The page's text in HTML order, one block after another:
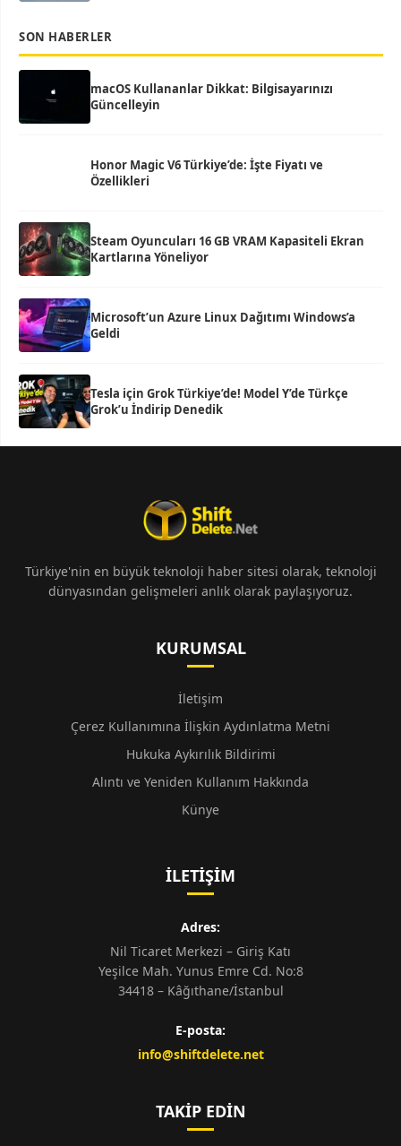
SON HABERLER
macOS Kullananlar Dikkat: Bilgisayarınızı
Güncelleyin
Honor Magic V6 Türkiye’de: İşte Fiyatı ve
Özellikleri
Steam Oyuncuları 16 GB VRAM Kapasiteli Ekran
Kartlarına Yöneliyor
Microsoft’un Azure Linux Dağıtımı Windows’a
Geldi
Tesla için Grok Türkiye’de! Model Y’de Türkçe
Grok’u İndirip Denedik
Türkiye'nin en büyük teknoloji haber sitesi olarak, teknoloji
dünyasından gelişmeleri anlık olarak paylaşıyoruz.
KURUMSAL
İletişim
Çerez Kullanımına İlişkin Aydınlatma Metni
Hukuka Aykırılık Bildirimi
Alıntı ve Yeniden Kullanım Hakkında
Künye
İLETIŞIM
Adres:
Nil Ticaret Merkezi – Giriş Katı
Yeşilce Mah. Yunus Emre Cd. No:8
34418 – Kâğıthane/İstanbul
E-posta:
info@shiftdelete.net
TAKIP EDIN